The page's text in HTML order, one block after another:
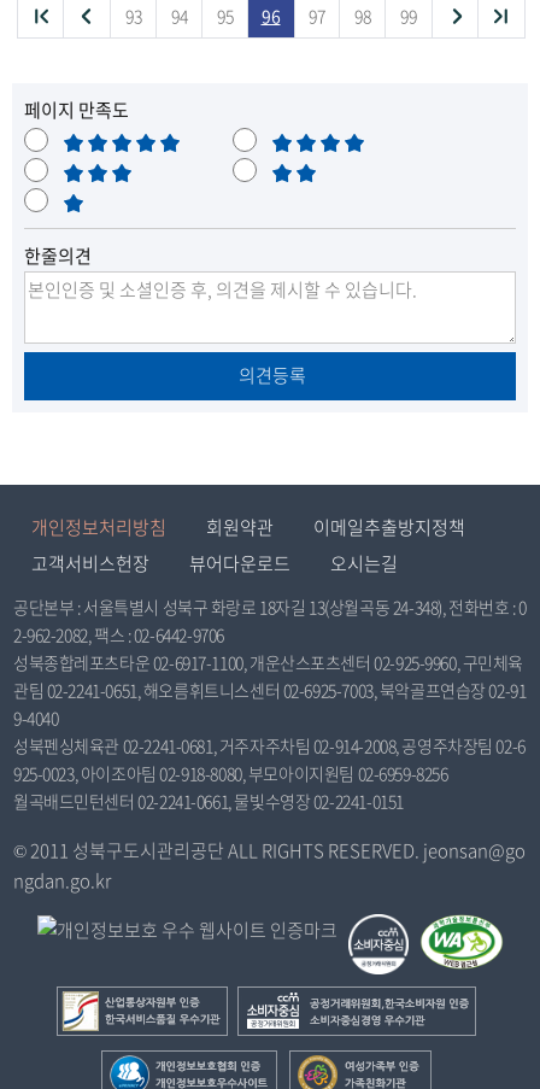
처
목
록
으
로
이
동
이
목
록
로
이
동
93 94 95 96 97 98 99
다
동
끝
페이지 만족도
매
우
만
족
만
족
보
통
불
매
우
불
만
한줄의견
의견등록
개인정보처리방침 회원약관
이메일추출방지정책
고객서비스헌장
뷰어다운로드 오시는길
공단본부 : 서울특별시 성북구 화랑로 18자길 13(상월곡동 24-348), 전화번호 : 0
2-962-2082, 팩스 : 02-6442-9706
성북종합레포츠타운 02-6917-1100, 개운산스포츠센터 02-925-9960, 구민체육
관팀 02-2241-0651, 해오름휘트니스센터 02-6925-7003, 북악골프연습장 02-91
9-4040
성북펜싱체육관 02-2241-0681, 거주자주차팀 02-914-2008, 공영주차장팀 02-6
925-0023, 아이조아팀 02-918-8080, 부모아이지원팀 02-6959-8256
월곡배드민턴센터 02-2241-0661, 물빛수영장 02-2241-0151
© 2011 성북구도시관리공단 ALL RIGHTS RESERVED. jeonsan@go
ngdan.go.kr
산
업
통
공
정
거
개
여